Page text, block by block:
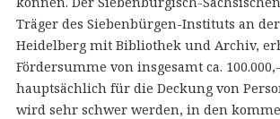
Träger des Siebenbürgen-Instituts an
Heidelberg mit Bibliothek und Archiv,
Fördersumme von insgesamt ca.
hauptsächlich für die Deckung von
wird sehr schwer werden, in den